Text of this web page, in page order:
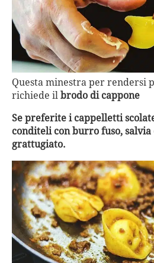
Questa minestra per rendersi
richiede il brodo di cappone
Se preferite i cappelletti
conditeli con burro fuso, salvia
grattugiato.